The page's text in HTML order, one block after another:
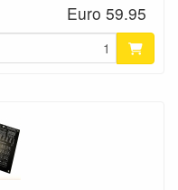
Euro 59.95